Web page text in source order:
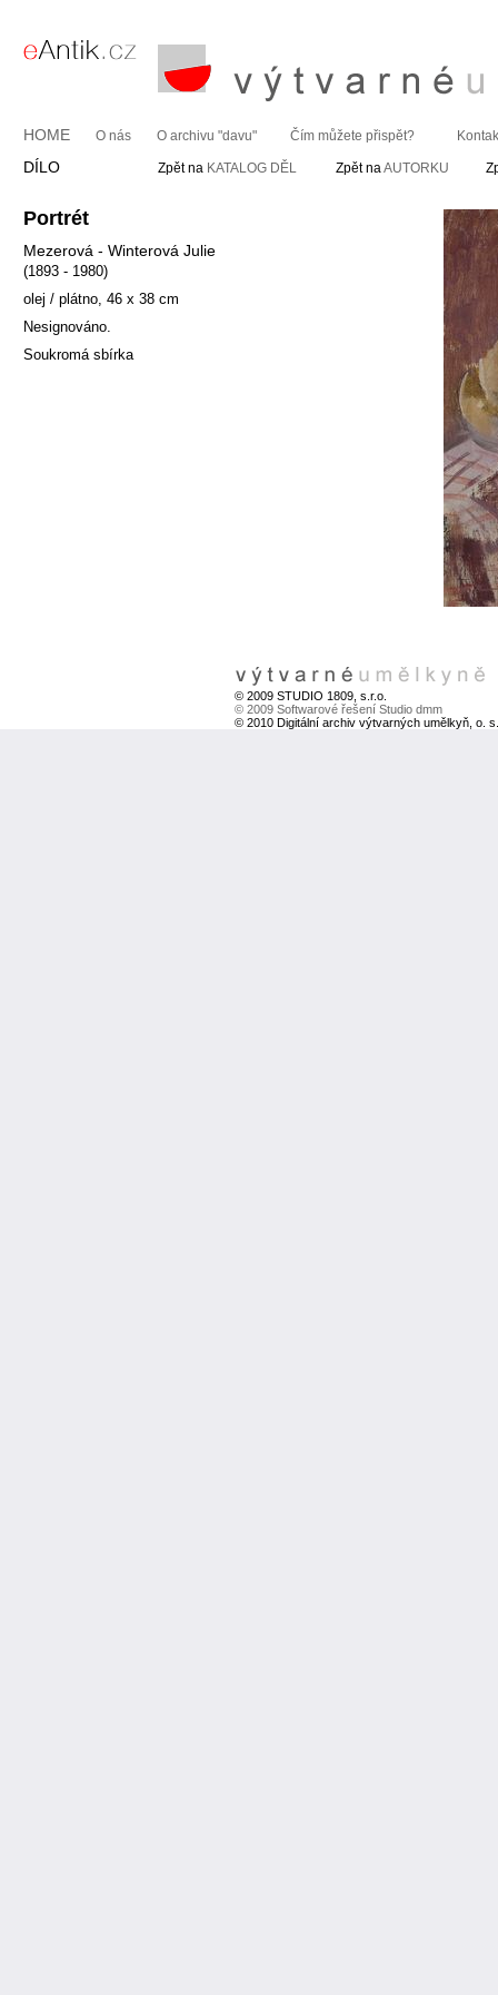
HOME O nás O archivu "davu" Čím můžete přispět?
DÍLO Zpět na KATALOG DĚL Zpět naAUTORKU
Portrét
Mezerová - Winterová Julie
(1893 - 1980)
olej / plátno, 46 x 38 cm
Nesignováno.
Soukromá sbírka
© 2009 STUDIO 1809, s.r.o.
© 2009 Softwarové řešení Studio dmm
© 2010 Digitální archiv výtvarných umělkyň, o. s.